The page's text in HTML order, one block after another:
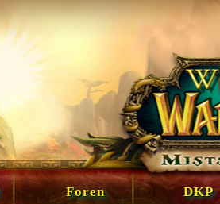
Foren DKP